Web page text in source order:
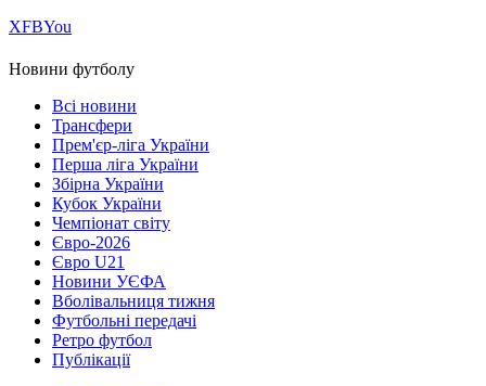
ХFBYou
Новини футболу
Всі новини
Трансфери
Прем'єр-ліга України
Перша ліга України
Збірна України
Кубок України
Чемпіонат світу
Євро-2026
Євро U21
Новини УЄФА
Вболівальниця тижня
Футбольні передачі
Ретро футбол
Публікації